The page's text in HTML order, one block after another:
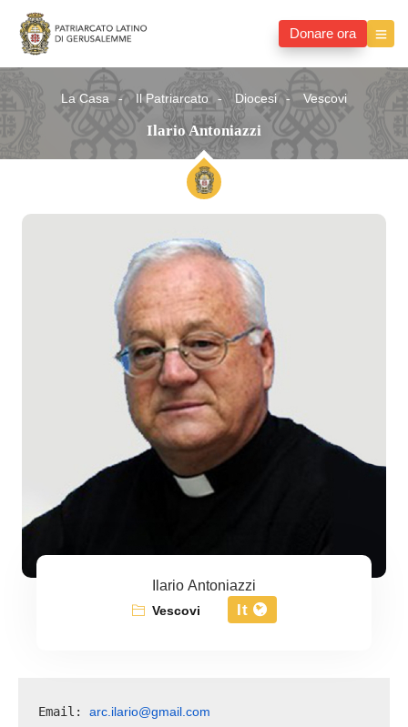
Donare ora
La Casa Il Patriarcato Diocesi Vescovi
Ilario Antoniazzi
Ilario Antoniazzi
Vescovi It
Email: arc.ilario@gmail.com